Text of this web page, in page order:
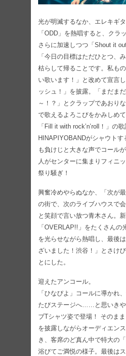
光が明滅するなか、エレキギ
「ODD」を熱唱すると、クラ
さらに加速しつつ「Shout it
「今日の目標はただひとつ、
枯らして帰ることです。私も
い歌います！」と改めて宣言
ッシュ！」を披露。「まだま
～！？」とクラップであおり
で歌えるよろこびをかみしめて
「Fill it with rock’n’roll！」の
HINAPIYOBANDがシャウトす
も負けじと大きな声でコール
人がセンターに集まりフィニ
祭り騒ぎ！
興奮冷めやらぬなか、「次が
の街で、次のライブハウスで会
と笑顔で言い放つ青木さん。
「OVERLAP!!」をたくさんの
を光らせながら熱唱し、最後
ざいました！渋谷！」とさけ
とにした。
迎えたアンコール。
「ひなぴよ」コールに導かれ
たびステージへ……と思いきや
ブTシャツ姿で登場！ そのまま
を披露しながらオーディエン
き、客席のど真ん中で特大の
浴びてご満悦の様子。最後は